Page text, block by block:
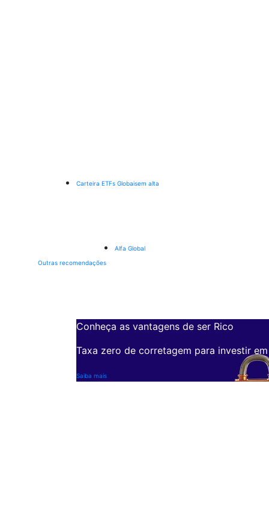
Carteira ETFs Globaisem alta
Alfa Global
Outras recomendações
Conheça as vantagens de ser Rico
Taxa zero de corretagem para investir
Saiba mais